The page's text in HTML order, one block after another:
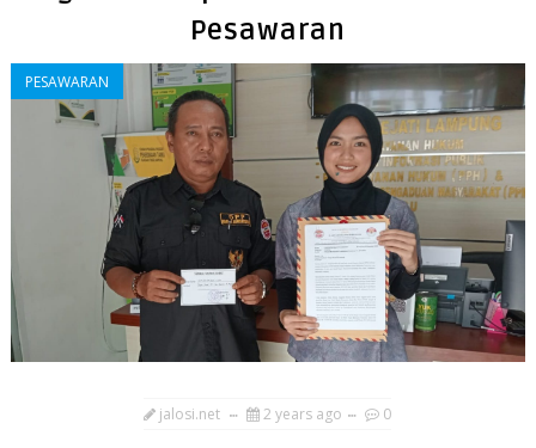
Pesawaran
PESAWARAN
jalosi.net 2 years ago 0